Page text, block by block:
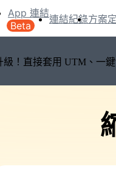
級！直接套用 UTM、
App 連結
Beta
連結紀錄方案